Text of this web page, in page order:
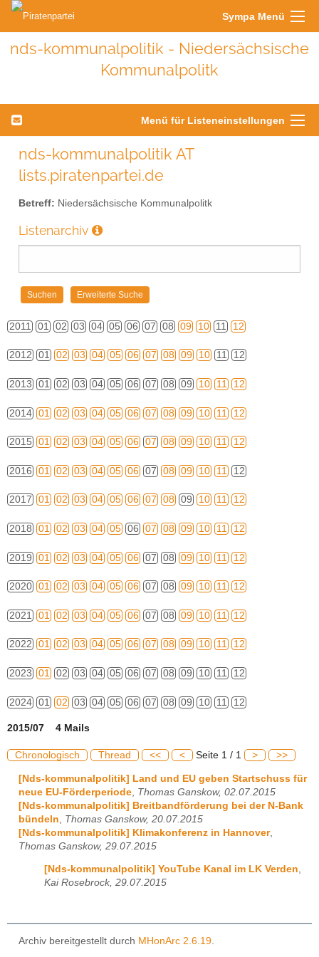
Sympa Menü
nds-kommunalpolitik - Niedersächsische
Kommunalpolitk
Menü für Listeneinstellungen
nds-kommunalpolitik AT
lists.piratenpartei.de
Betreff: Niedersächsische Kommunalpolitk
Listenarchiv
2011 01 02 03 04 05 06 07 08 09 10 11 12
2012 01 02 03 04 05 06 07 08 09 10 11 12
2013 01 02 03 04 05 06 07 08 09 10 11 12
2014 01 02 03 04 05 06 07 08 09 10 11 12
2015 01 02 03 04 05 06 07 08 09 10 11 12
2016 01 02 03 04 05 06 07 08 09 10 11 12
2017 01 02 03 04 05 06 07 08 09 10 11 12
2018 01 02 03 04 05 06 07 08 09 10 11 12
2019 01 02 03 04 05 06 07 08 09 10 11 12
2020 01 02 03 04 05 06 07 08 09 10 11 12
2021 01 02 03 04 05 06 07 08 09 10 11 12
2022 01 02 03 04 05 06 07 08 09 10 11 12
2023 01 02 03 04 05 06 07 08 09 10 11 12
2024 01 02 03 04 05 06 07 08 09 10 11 12
2015/07 4 Mails
Chronologisch Thread << < Seite 1 / 1 > >>
[Nds-kommunalpolitik] Land und EU geben Startschuss für
neue EU-Förderperiode Thomas Ganskow, 02.07.2015
[Nds-kommunalpolitik] Breitbandförderung bei der N-Bank
bündeln
Thomas Ganskow, 20.07.2015
[Nds-kommunalpolitik] Klimakonferenz in Hannover,
Thomas Ganskow, 29.07.2015
[Nds-kommunalpolitik] YouTube Kanal im LK Verden,
Kai Rosebrock, 29.07.2015
Archiv bereitgestellt durch MHonArc 2.6.19.